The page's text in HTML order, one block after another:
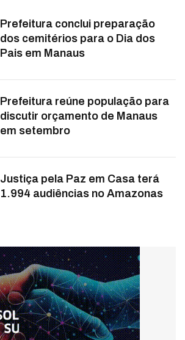
Prefeitura conclui preparação
dos cemitérios para o Dia dos
Pais em Manaus
Prefeitura reúne população para
discutir orçamento de Manaus
em setembro
Justiça pela Paz em Casa terá
1.994 audiências no Amazonas